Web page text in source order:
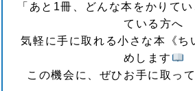
「あと1冊、どんな本をかりて
ている方へ
気軽に手に取れる小さな本《ち
めします
この機会に、ぜひお手に取っ